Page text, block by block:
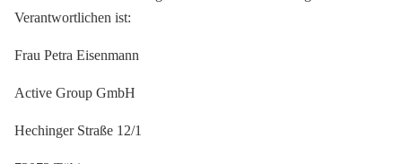
Verantwortlichen ist:
Frau Petra Eisenmann
Active Group GmbH
Hechinger Straße 12/1